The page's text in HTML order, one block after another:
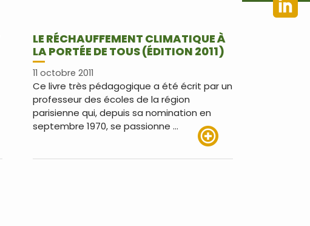
LE RÉCHAUFFEMENT CLIMATIQUE À
LA PORTÉE DE TOUS (ÉDITION 2011)
11 octobre 2011
Ce livre très pédagogique a été écrit par un
professeur des écoles de la région
parisienne qui, depuis sa nomination en
septembre 1970, se passionne …